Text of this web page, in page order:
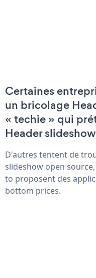
Certaines
un bricolage
« techie » qui
Header
D'autres tentent de
slideshow open
to proposent des
bottom prices.